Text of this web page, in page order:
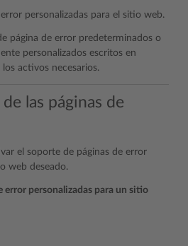
personalizadas para el sitio web.
página de error predeterminados o
personalizados escritos en
activos necesarios.
las páginas de
el soporte de páginas de error
web deseado.
error personalizadas para un sitio